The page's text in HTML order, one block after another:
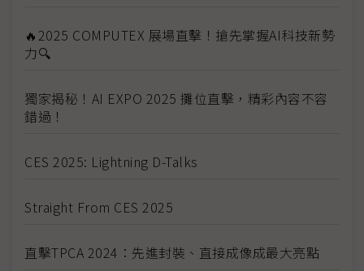
🔥2025 COMPUTEX 展場直擊！搶先掌握AI科技新勢
力🔍
獨家揭秘！AI EXPO 2025 攤位直擊，精彩內容不容
錯過！
CES 2025: Lightning D-Talks
Straight From CES 2025
直擊TPCA 2024：先進封裝、直接成像成最大亮點